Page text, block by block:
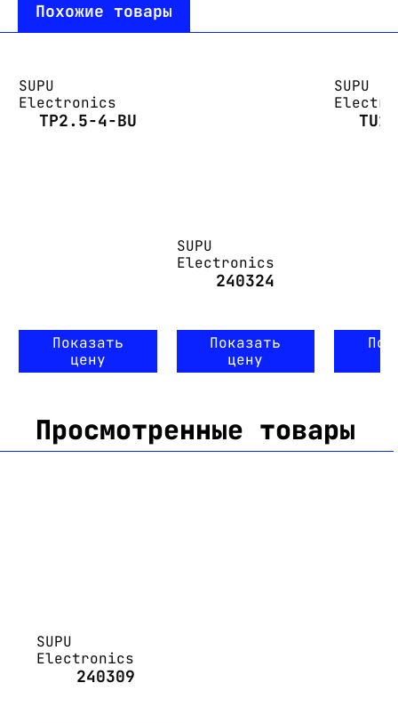
Похожие товары
SUPU
Electronics
TP2.5-4-BU
Показать
цену
SUPU
Electronics
240324
Показать
цену
SUPU
Просмотренные товары
SUPU
Electronics
240309